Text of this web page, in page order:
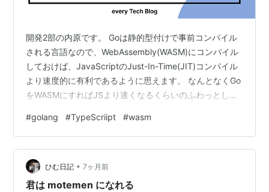
開発2部の内原です。 Goは静的型付けで事前コンパイル
される言語なので、WebAssembly(WASM)にコンパイル
しておけば、JavaScriptのJust-In-Time(JIT)コンパイル
より速度的に有利であるように思えます。 なんとなくGo
をWASMにすればJSより速くなるくらいのふわっとした
るのかそうでないのか、速くなるとしたらどれくらいの
差が出るのか、という疑問を持ったので調べてみまし
た。 そこで、いくつかのアルゴリズムで実際にベンチマ
ークを取って検証してみましたが、アルゴリズムの特性
によって結果が様々であることがわかりました。 …
#golang #TypeScriipt #wasm
ひむ日記 • 7ヶ月前
君は motemen になれる